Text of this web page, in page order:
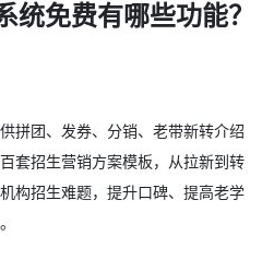
统免费有哪些功能？
拼团、发券、分销、老带新转介绍
套招生营销方案模板，从拉新到转
构招生难题，提升口碑、提高老学